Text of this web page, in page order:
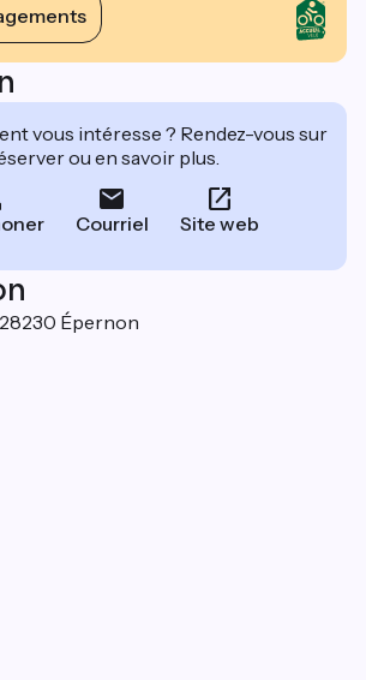
vous intéresse ? Rendez-vous sur
ou en savoir plus.
Courriel Site web
28230 Épernon